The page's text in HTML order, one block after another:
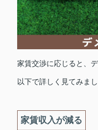
家賃交渉に応じると、
以下で詳しく見てみまし
家賃収入が減る